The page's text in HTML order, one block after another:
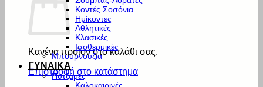
Κανένα προϊόν στο καλάθι σας.
Επιστροφή στο κατάστημα
Κοντές Σοσόνια
Ημίκοντες
Αθλητικές
Κλασικές
Ισοθερμικές
Μπουρνούζια
ΓΥΝΑΙΚΑ
Πυτζάμες